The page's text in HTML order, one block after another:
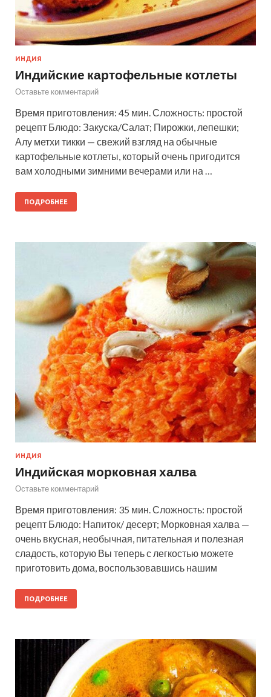
ИНДИЯ
Индийские картофельные котлеты
Оставьте комментарий
Время приготовления: 45 мин. Сложность: простой
рецепт Блюдо: Закуска/Салат; Пирожки, лепешки;
Алу метхи тикки — свежий взгляд на обычные
картофельные котлеты, который очень пригодится
вам холодными зимними вечерами или на …
ПОДРОБНЕЕ
ИНДИЯ
Индийская морковная халва
Оставьте комментарий
Время приготовления: 35 мин. Сложность: простой
рецепт Блюдо: Напиток/ десерт; Морковная халва —
очень вкусная, необычная, питательная и полезная
сладость, которую Вы теперь с легкостью можете
приготовить дома, воспользовавшись нашим
ПОДРОБНЕЕ